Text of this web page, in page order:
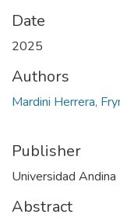
Date
2025
Authors
Mardini Herrera,
Publisher
Universidad
Abstract